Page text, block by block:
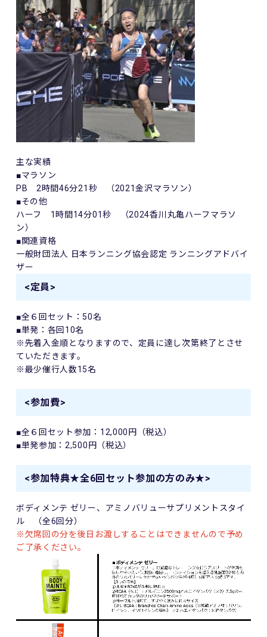
主な実績
■マラソン
PB 2時間46分21秒 （2021金沢マラソン）
■その他
ハーフ 1時間14分01秒 （2024香川丸亀ハーフマラソ
ン）
■関連資格
一般財団法人 日本ランニング協会認定 ランニングアドバイ
ザー
<定員>
■全６回セット： 50名
■単発：各回 10名
※先着入金順となりますので、定員に達し次第終了とさせ
ていただきます。
※最少催行人数15名
<参加費>
■全６回セット参加： 12,000 円（税込）
■単発参加：2,500 円（税込）
<参加特典★全6回セット参加の方のみ★>
ボディメンテ ゼリー、アミノバリューサプリメントスタイ
ル （全6回分）
※欠席回の分を後日お渡しすることはできませんので予め
ご了承ください。